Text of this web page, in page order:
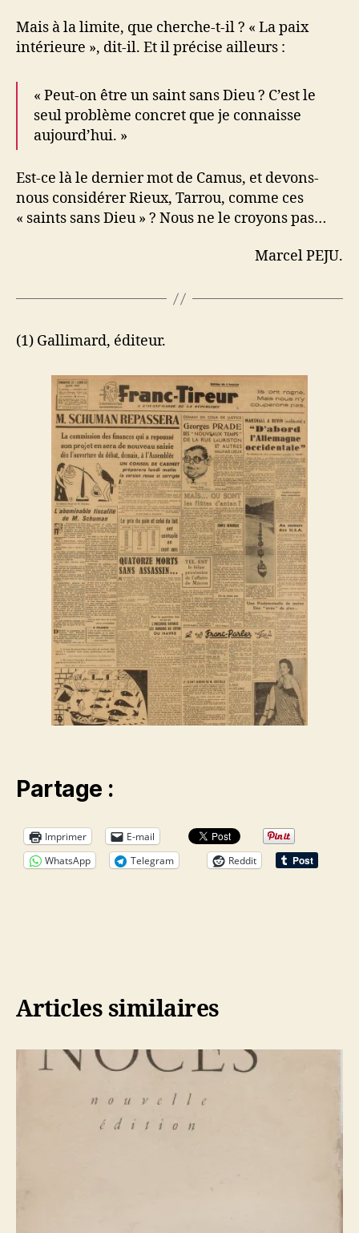
Mais à la limite, que cherche-t-il ? « La paix
intérieure », dit-il. Et il précise ailleurs :
« Peut-on être un saint sans Dieu ? C’est le
seul problème concret que je connaisse
aujourd’hui. »
Est-ce là le dernier mot de Camus, et devons-
nous considérer Rieux, Tarrou, comme ces
« saints sans Dieu » ? Nous ne le croyons pas…
Marcel PEJU.
(1) Gallimard, éditeur.
Partage :
Imprimer
E-mail
WhatsApp
Telegram Reddit
Articles similaires